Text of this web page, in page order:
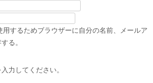
用するためブラウザーに自分の名前、メールア
る。
力してください。